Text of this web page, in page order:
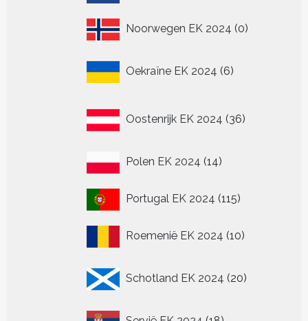
Noorwegen EK 2024 00
Oekraïne EK 2024 6
producten
Oostenrijk EK 2024 36
producten
Polen EK 2024 1414
Portugal EK 2024 115115
Roemenië EK 2024 1010
Schotland EK 2024 20
producten
18